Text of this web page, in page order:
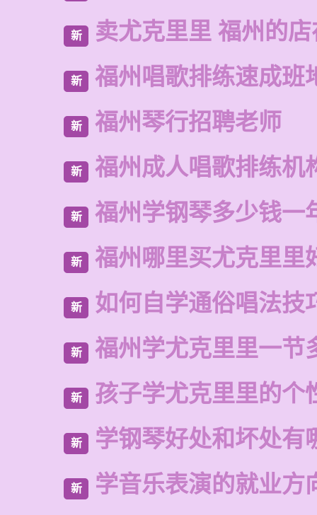
新 卖尤克里里 福州的
新 福州唱歌排练速成班
新 福州琴行招聘老师
新 福州成人唱歌排练机
新 福州学钢琴多少钱一
新 福州哪里买尤克里里
新 如何自学通俗唱法技
新 福州学尤克里里一节
新 孩子学尤克里里的个
新 学钢琴好处和坏处有
新 学音乐表演的就业方